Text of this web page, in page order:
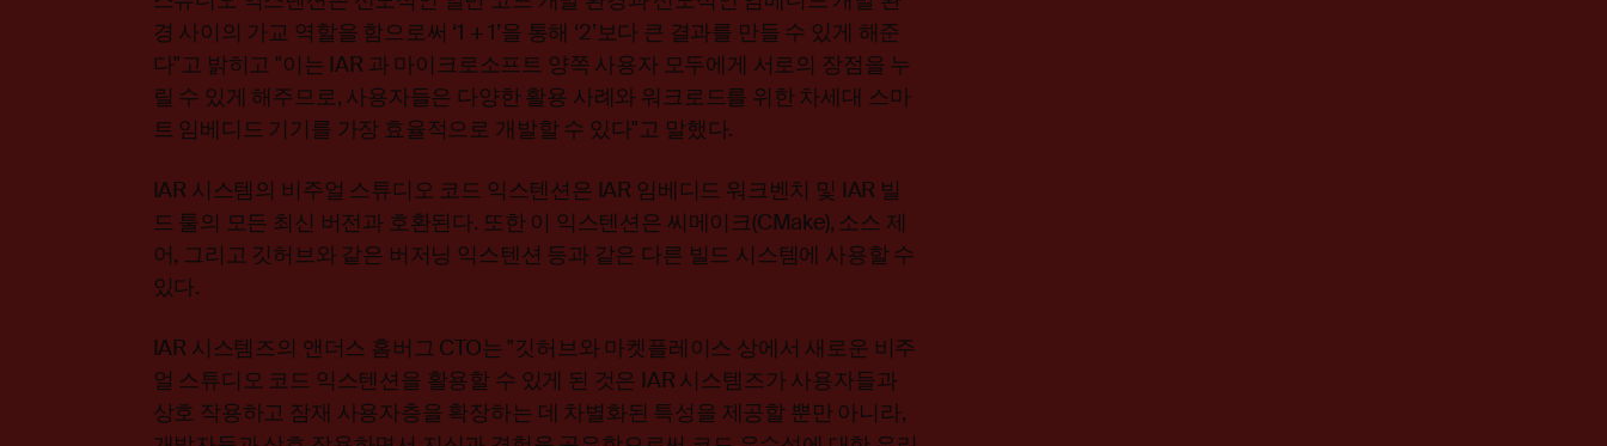
경 사이의 가교 역할을 함으로써 ‘1 + 1’을 통해 ‘2’보다 큰 결과를 만들 수 있게 해준
다"고 밝히고 "이는 IAR 과 마이크로소프트 양쪽 사용자 모두에게 서로의 장점을 누
릴 수 있게 해주므로, 사용자들은 다양한 활용 사례와 워크로드를 위한 차세대 스마
트 임베디드 기기를 가장 효율적으로 개발할 수 있다"고 말했다.
IAR 시스템의 비주얼 스튜디오 코드 익스텐션은 IAR 임베디드 워크벤치 및 IAR 빌
드 툴의 모든 최신 버전과 호환된다. 또한 이 익스텐션은 씨메이크(CMake), 소스 제
어, 그리고 깃허브와 같은 버저닝 익스텐션 등과 같은 다른 빌드 시스템에 사용할 수
있다.
IAR 시스템즈의 앤더스 홈버그 CTO는 "깃허브와 마켓플레이스 상에서 새로운 비주
얼 스튜디오 코드 익스텐션을 활용할 수 있게 된 것은 IAR 시스템즈가 사용자들과
상호 작용하고 잠재 사용자층을 확장하는 데 차별화된 특성을 제공할 뿐만 아니라,